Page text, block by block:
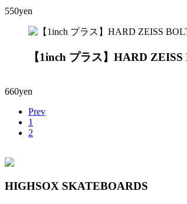
550yen
【1inch プラス】HARD
660yen
Prev
1
2
HIGHSOX SKATEBOARDS